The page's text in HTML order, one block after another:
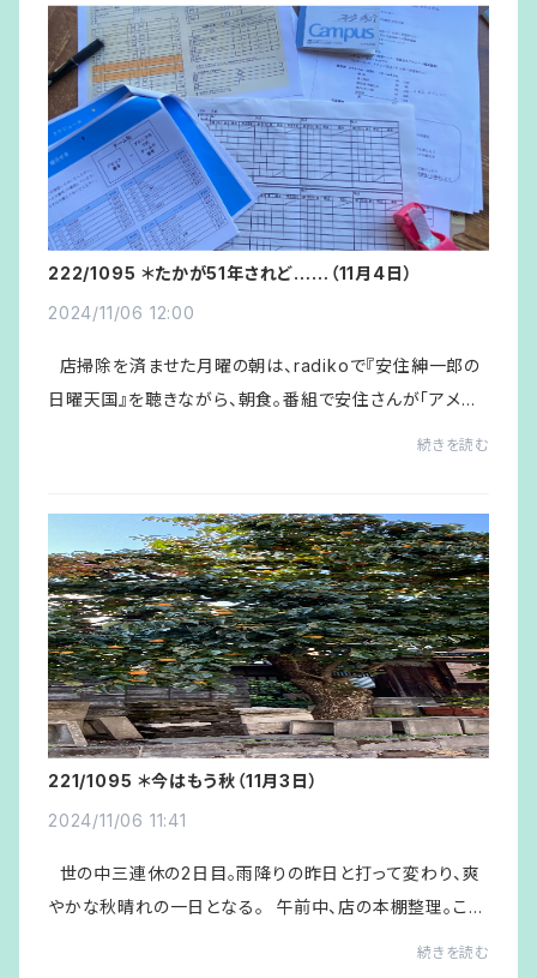
222/1095 ＊たかが51年されど……（11月4日）
2024/11/06 12:00
店掃除を済ませた月曜の朝は、radikoで『安住紳一郎の
日曜天国』を聴きながら、朝食。番組で安住さんが「アメリ
続きを読む
221/1095 ＊今はもう秋（11月3日）
2024/11/06 11:41
世の中三連休の2日目。雨降りの昨日と打って変わり、爽
やかな秋晴れの一日となる。 午前中、店の本棚整理。この
続きを読む